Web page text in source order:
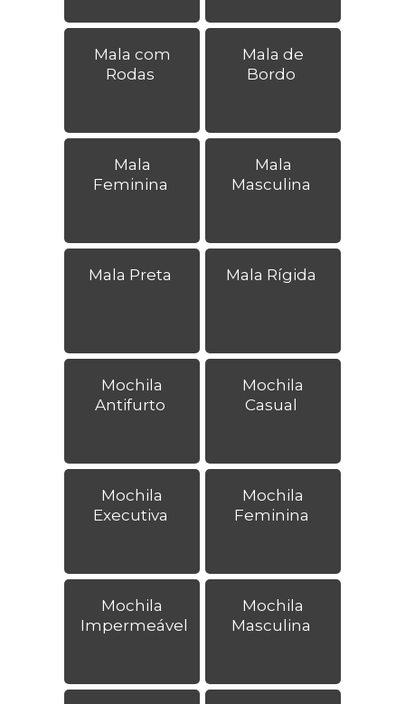
Mala com
Rodas
Mala de
Bordo
Mala
Feminina
Mala
Masculina
Mala Preta Mala Rígida
Mochila
Antifurto
Mochila
Casual
Mochila
Executiva
Mochila
Feminina
Mochila
Impermeável
Mochila
Masculina